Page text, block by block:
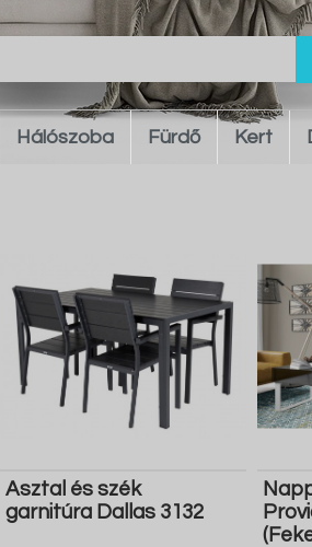
Hálószoba Fürdő Kert
Asztal és szék
garnitúra Dallas 3132